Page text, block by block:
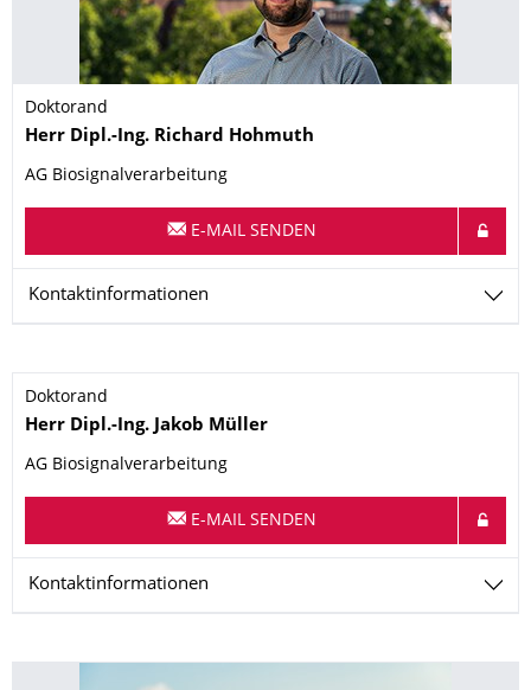
Doktorand
Name
Herr Dipl.-Ing. Richard Hohmuth
AG Biosignalverarbeitung
E-MAIL SENDEN
Kontaktinformationen
Doktorand
Name
Herr Dipl.-Ing. Jakob Müller
AG Biosignalverarbeitung
E-MAIL SENDEN
Kontaktinformationen